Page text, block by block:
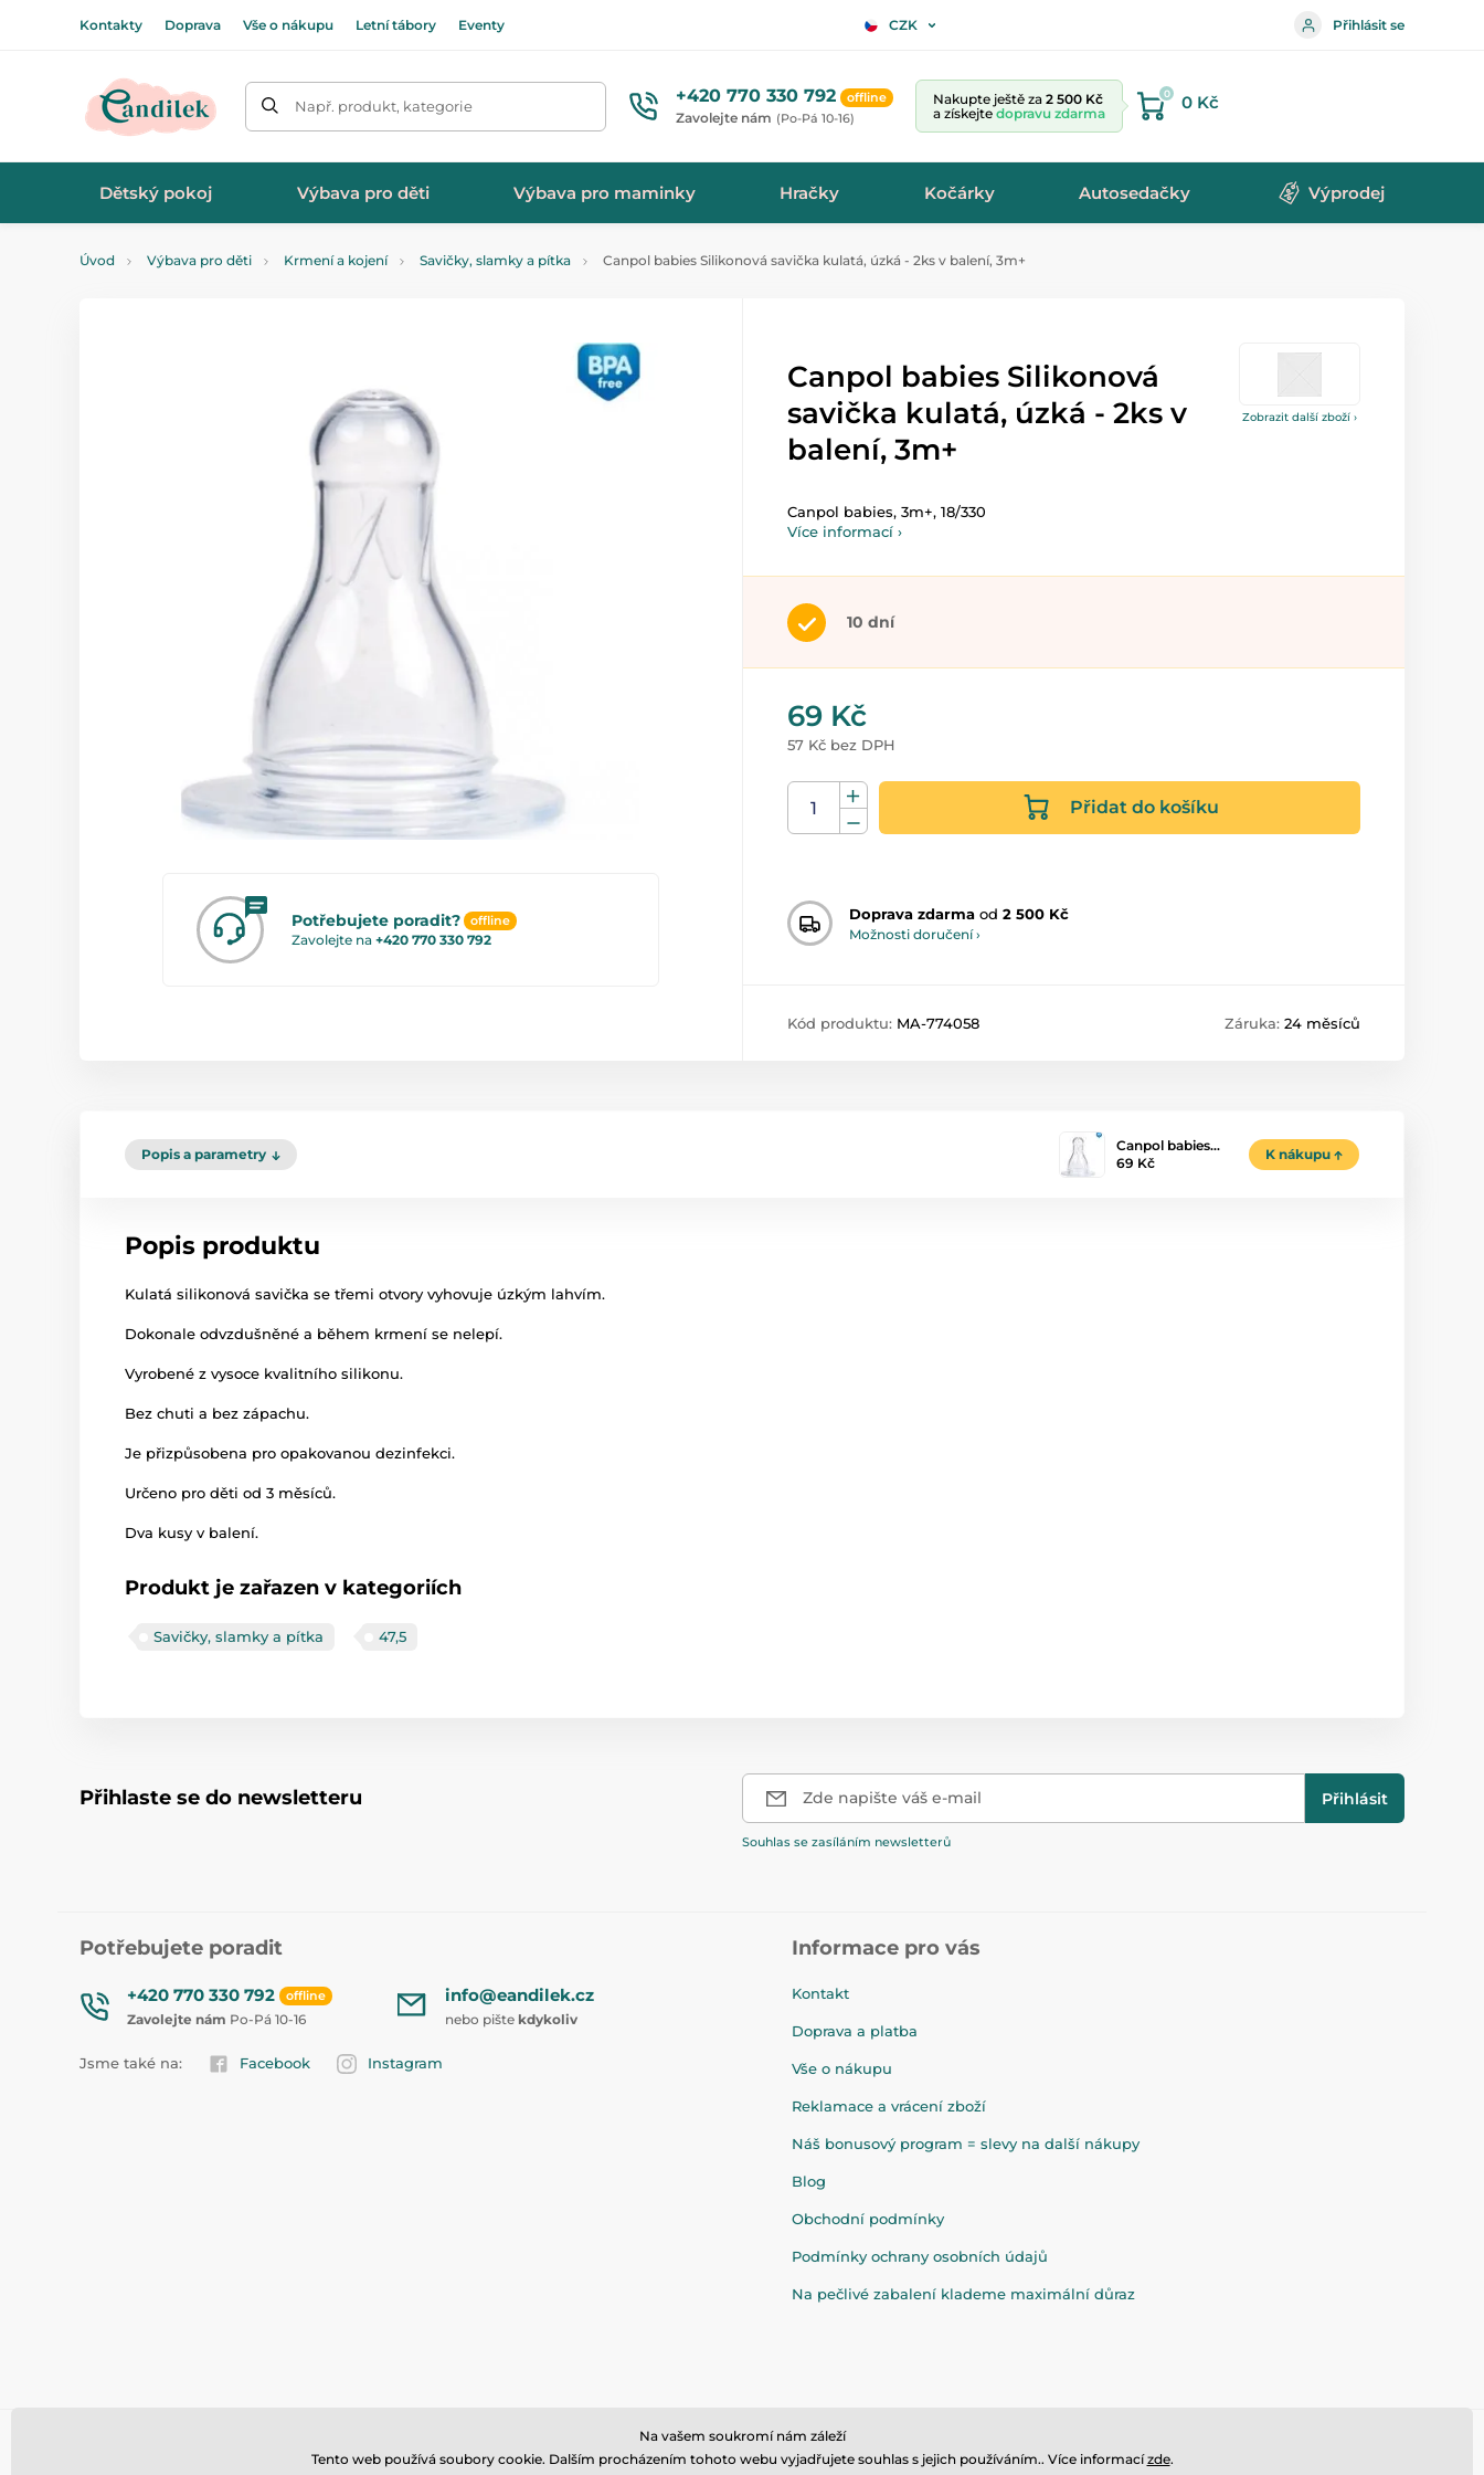
Kontakty Doprava Vše o nákupu Letní tábory Eventy CZK Přihlásit se
Např. produkt, kategorie +420 770 330 792 offline
Zavolejte nám (Po-Pá 10-16)
Nakupte ještě za 2 500 Kč
a získejte dopravu zdarma
0 0 Kč
Dětský pokoj Výbava pro děti Výbava pro maminky Hračky Kočárky Autosedačky Výprodej
Úvod Výbava pro děti Krmení a kojení Savičky, slamky a pítka Canpol babies Silikonová savička kulatá, úzká - 2ks v balení, 3m+
Zobrazit další zboží ›
Potřebujete poradit? offline
Zavolejte na +420 770 330 792
Canpol babies Silikonová
savička kulatá, úzká - 2ks v
balení, 3m+
Canpol babies, 3m+, 18/330
Více informací ›
10 dní
69 Kč
57 Kč bez DPH
Přidat do košíku
Doprava zdarma od 2 500 Kč
Možnosti doručení ›
Kód produktu: MA-774058 Záruka: 24 měsíců
Popis a parametry
Canpol babies…
69 Kč
K nákupu
Popis produktu
Kulatá silikonová savička se třemi otvory vyhovuje úzkým lahvím.
Dokonale odvzdušněné a během krmení se nelepí.
Vyrobené z vysoce kvalitního silikonu.
Bez chuti a bez zápachu.
Je přizpůsobena pro opakovanou dezinfekci.
Určeno pro děti od 3 měsíců.
Dva kusy v balení.
Produkt je zařazen v kategoriích
Savičky, slamky a pítka 47,5
Přihlaste se do newsletteru Zde napište váš e-mail Přihlásit
Souhlas se zasíláním newsletterů
Potřebujete poradit
+420 770 330 792 offline
Zavolejte nám Po-Pá 10-16
info@eandilek.cz
nebo pište kdykoliv
Jsme také na: Facebook Instagram
Informace pro vás
Kontakt
Doprava a platba
Vše o nákupu
Reklamace a vrácení zboží
Náš bonusový program = slevy na další nákupy
Blog
Obchodní podmínky
Podmínky ochrany osobních údajů
Na pečlivé zabalení klademe maximální důraz
© 2026 www.eandilek.cz ⦁ E-shop vytvořilaSIMPLIA.cz
Na vašem soukromí nám záleží
Tento web používá soubory cookie. Dalším procházením tohoto webu vyjadřujete souhlas s jejich používáním.. Více informacízde.